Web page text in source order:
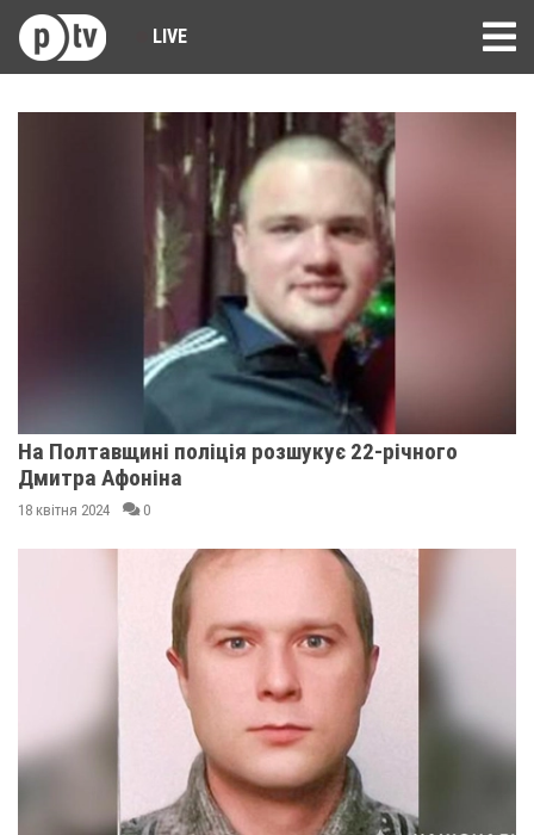
LIVE
На Полтавщині поліція розшукує 22-річного
Дмитра Афоніна
18 квітня 2024 0